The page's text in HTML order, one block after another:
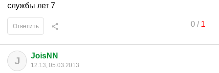
службы лет 7
0/ 1
Ответить
J JoisNN
12:13, 05.03.2013